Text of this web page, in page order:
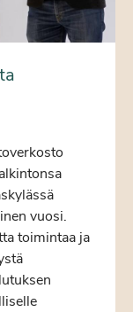
vuosi.
toimintaa ja